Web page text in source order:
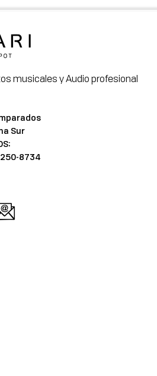
musicales y Audio profesional
Sur
8734